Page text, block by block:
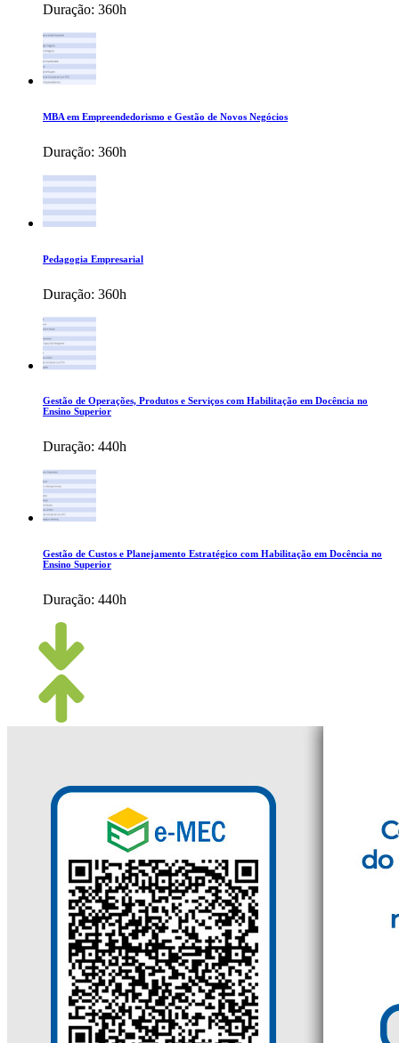
Duração: 360h
MBA em Empreendedorismo e Gestão de Novos Negócios
Duração: 360h
Pedagogia Empresarial
Duração: 360h
Gestão de Operações, Produtos e Serviços com Habilitação em Docência no
Ensino Superior
Duração: 440h
Gestão de Custos e Planejamento Estratégico com Habilitação em Docência no
Ensino Superior
Duração: 440h